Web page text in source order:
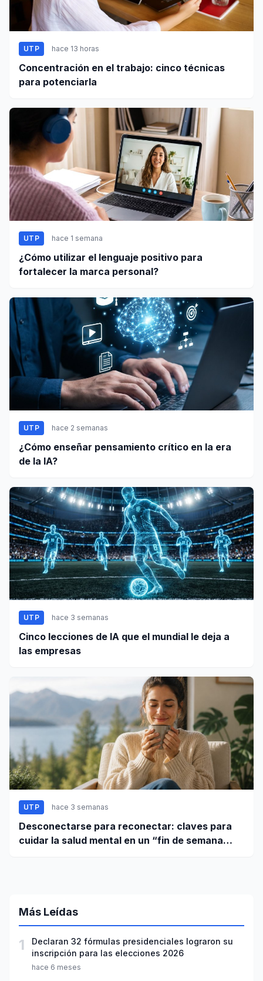
UTP hace 13 horas
Concentración en el trabajo: cinco técnicas
para potenciarla
UTP hace 1 semana
¿Cómo utilizar el lenguaje positivo para
fortalecer la marca personal?
UTP hace 2 semanas
¿Cómo enseñar pensamiento crítico en la era
de la IA?
UTP hace 3 semanas
Cinco lecciones de IA que el mundial le deja a
las empresas
UTP hace 3 semanas
Desconectarse para reconectar: claves para
cuidar la salud mental en un “fin de semana
Más Leídas
1
Declaran 32 fórmulas presidenciales lograron su
inscripción para las elecciones 2026
hace 6 meses